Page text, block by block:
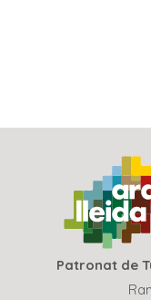
Patronat de